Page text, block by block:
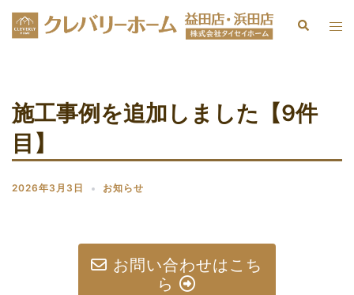
施工事例を追加しました【9件
目】
2026年3月3日 お知らせ
お問い合わせはこち
ら